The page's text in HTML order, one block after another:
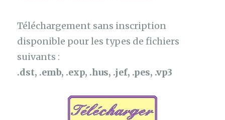
Téléchargement sans inscription
disponible pour les types de fichiers
suivants :
.dst, .emb, .exp, .hus, .jef, .pes, .vp3